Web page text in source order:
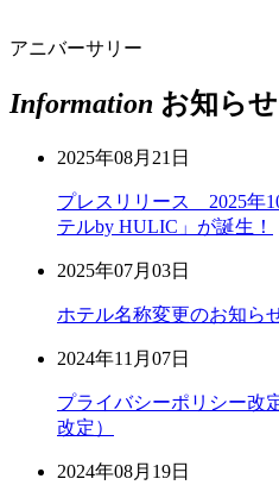
アニバーサリー
Information お知らせ
2025年08月21日
プレスリリース 2025年
テルby HULIC」が誕生！
2025年07月03日
ホテル名称変更のお知ら
2024年11月07日
プライバシーポリシー改
改定）
2024年08月19日